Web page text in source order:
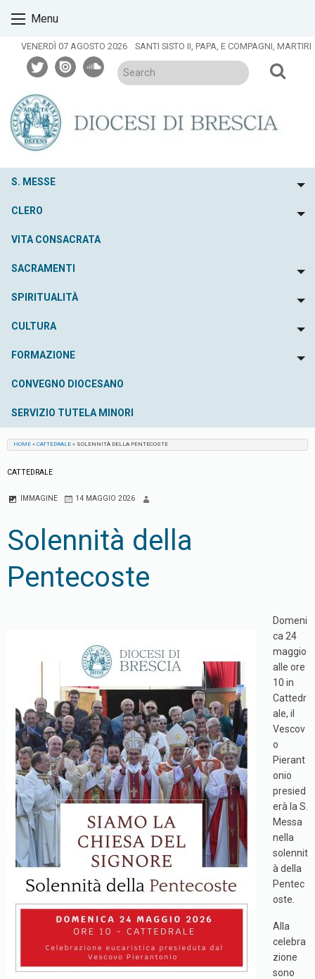
content
Menu
VENERDÌ 07 AGOSTO 2026 SANTI SISTO II, PAPA, E COMPAGNI, MARTIRI
twitterissuusoundcloud
S. MESSE
CLERO
VITA CONSACRATA
SACRAMENTI
SPIRITUALITÀ
CULTURA
FORMAZIONE
CONVEGNO DIOCESANO
SERVIZIO TUTELA MINORI
HOME » CATTEDRALE » SOLENNITÀ DELLA PENTECOSTE
CATTEDRALE
IMMAGINE 14 MAGGIO 2026
Solennità della
Pentecoste
Domeni
ca 24
maggio
alle ore
10 in
Cattedr
ale, il
Vescov
o
Pierant
onio
presied
erà la S.
Messa
nella
solennit
à della
Pentec
oste.
Alla
celebra
zione
sono